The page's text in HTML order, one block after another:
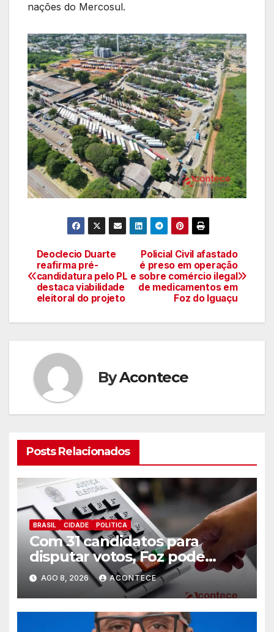
nações do Mercosul.
Navegação
de
Policial Civil afastado
é preso em operação
sobre comércio ilegal
de medicamentos em
Foz do Iguaçu
Deoclecio Duarte
reafirma pré-
candidatura pelo PL e
destaca viabilidade
eleitoral do projeto
ByAcontece
Posts Relacionados
BRASIL CIDADE POLITICA
Com 31 candidatos para
disputar votos, Foz pode
perder representatividade
AGO 8, 2026 ACONTECE